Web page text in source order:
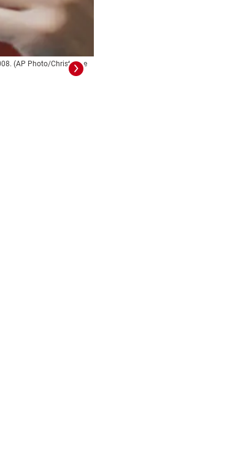
(AP Photo/Christophe